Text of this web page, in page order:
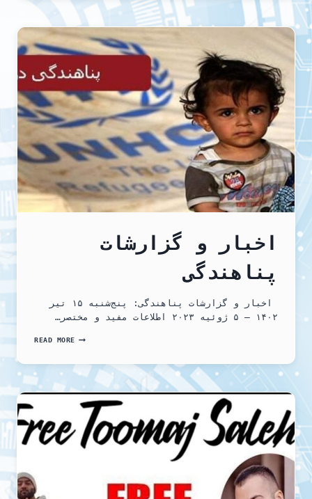
پناهندگان
ایرانی-
گوتنبرگ
اخبار و گزارشات
پناهندگی
اخبار و گزارشات پناهندگی: پنج‌شنبه ۱۵ تير
۱۴۰۲ – ۵ ژوئيه ۲۰۲۳ اطلاعات مفید و مختصر…
READ MOREاخبار
پناهندگی